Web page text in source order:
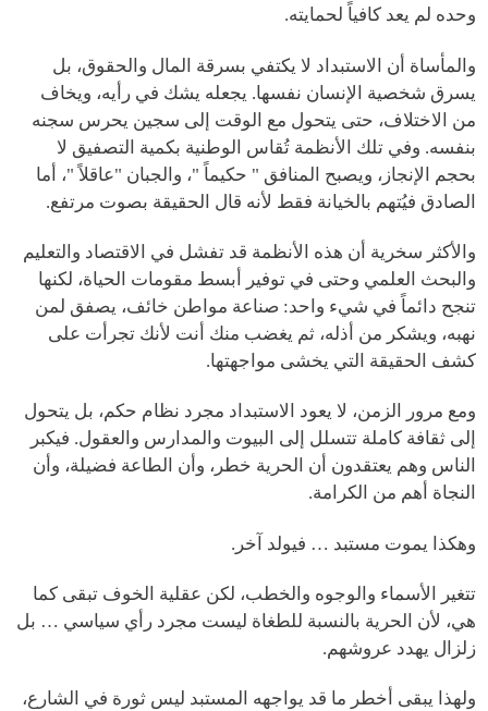
وحده لم يعد كافياً لحمايته.
والمأساة أن الاستبداد لا يكتفي بسرقة المال والحقوق، بل
يسرق شخصية الإنسان نفسها. يجعله يشك في رأيه، ويخاف
من الاختلاف، حتى يتحول مع الوقت إلى سجين يحرس سجنه
بنفسه. وفي تلك الأنظمة تُقاس الوطنية بكمية التصفيق لا
بحجم الإنجاز، ويصبح المنافق " حكيماً "، والجبان "عاقلاً "، أما
الصادق فيُتهم بالخيانة فقط لأنه قال الحقيقة بصوت مرتفع.
والأكثر سخرية أن هذه الأنظمة قد تفشل في الاقتصاد والتعليم
والبحث العلمي وحتى في توفير أبسط مقومات الحياة، لكنها
تنجح دائماً في شيء واحد: صناعة مواطن خائف، يصفق لمن
نهبه، ويشكر من أذله، ثم يغضب منك أنت لأنك تجرأت على
كشف الحقيقة التي يخشى مواجهتها.
ومع مرور الزمن، لا يعود الاستبداد مجرد نظام حكم، بل يتحول
إلى ثقافة كاملة تتسلل إلى البيوت والمدارس والعقول. فيكبر
الناس وهم يعتقدون أن الحرية خطر، وأن الطاعة فضيلة، وأن
النجاة أهم من الكرامة.
وهكذا يموت مستبد … فيولد آخر.
تتغير الأسماء والوجوه والخطب، لكن عقلية الخوف تبقى كما
هي، لأن الحرية بالنسبة للطغاة ليست مجرد رأي سياسي … بل
زلزال يهدد عروشهم.
ولهذا يبقى أخطر ما قد يواجهه المستبد ليس ثورة في الشارع،